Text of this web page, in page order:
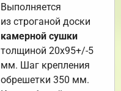
Выполняется
из строганой доски
камерной сушки
толщиной 20х95+/-5
мм. Шаг крепления
обрешетки 350 мм.